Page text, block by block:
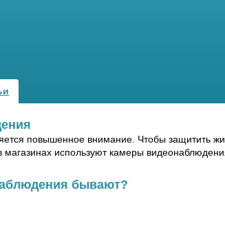
повышенное внимание. Чтобы защитить
используют камеры
бывают?